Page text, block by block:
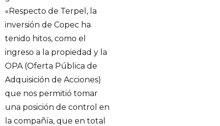
«Respecto de Terpel, la
inversión de Copec ha
tenido hitos, como el
ingreso a la propiedad y la
OPA (Oferta Pública de
Adquisición de Acciones)
que nos permitió tomar
una posición de control en
la compañía, que en total